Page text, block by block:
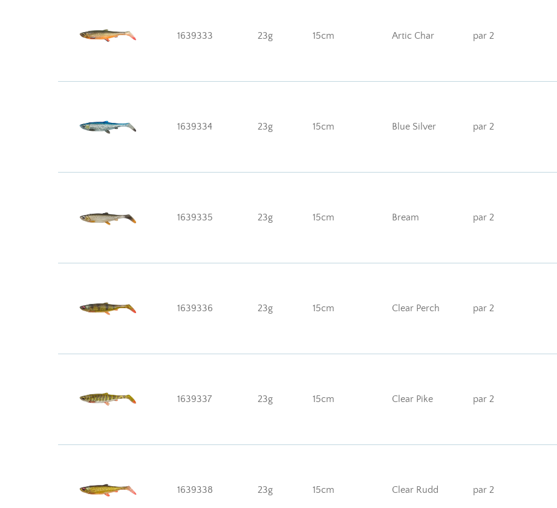
1639333 23g 15cm Artic Char par 2
1639334 23g 15cm Blue Silver par 2
1639335 23g 15cm Bream par 2
1639336 23g 15cm Clear Perch par 2
1639337 23g 15cm Clear Pike par 2
1639338 23g 15cm Clear Rudd par 2